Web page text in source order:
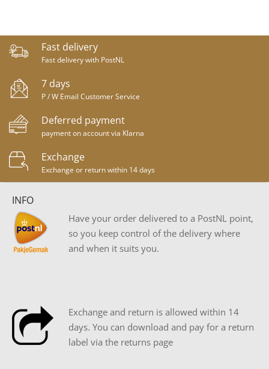
Fast delivery
Fast delivery with PostNL
7 days
P / W Email Customer Service
Deferred payment
payment on account via Klarna
Exchange
Exchange or return within 14 days
INFO
Have your order delivered to a PostNL point,
so you keep control of the delivery where
and when it suits you.
Exchange and return is allowed within 14
days. You can download and pay for a return
label via the returns page